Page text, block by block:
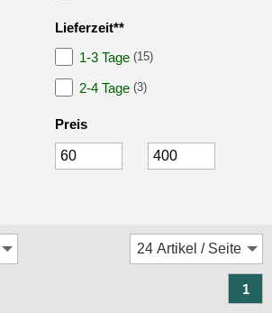
Lieferzeit**
1-3 Tage (15)
2-4 Tage (3)
Preis
1